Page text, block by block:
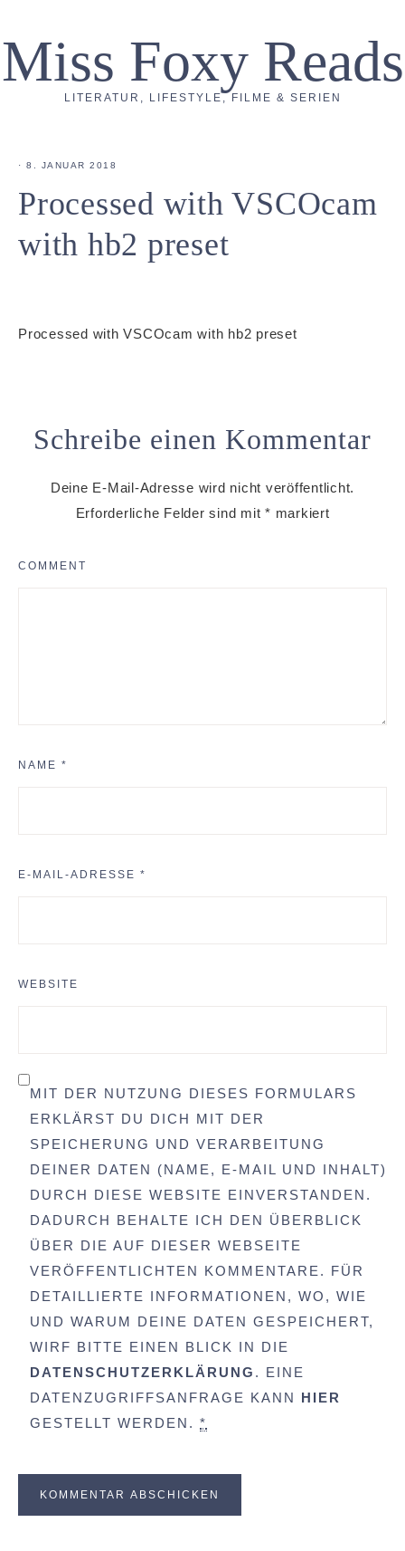
Miss Foxy Reads
LITERATUR, LIFESTYLE, FILME & SERIEN
· 8. JANUAR 2018
Processed with VSCOcam
with hb2 preset
Processed with VSCOcam with hb2 preset
Schreibe einen Kommentar
Deine E-Mail-Adresse wird nicht veröffentlicht.
Erforderliche Felder sind mit * markiert
COMMENT
NAME *
E-MAIL-ADRESSE *
WEBSITE
MIT DER NUTZUNG DIESES FORMULARS
ERKLÄRST DU DICH MIT DER
SPEICHERUNG UND VERARBEITUNG
DEINER DATEN (NAME, E-MAIL UND INHALT)
DURCH DIESE WEBSITE EINVERSTANDEN.
DADURCH BEHALTE ICH DEN ÜBERBLICK
ÜBER DIE AUF DIESER WEBSEITE
VERÖFFENTLICHTEN KOMMENTARE. FÜR
DETAILLIERTE INFORMATIONEN, WO, WIE
UND WARUM DEINE DATEN GESPEICHERT,
WIRF BITTE EINEN BLICK IN DIE
DATENSCHUTZERKLÄRUNG . EINE
DATENZUGRIFFSANFRAGE KANN HIER
GESTELLT WERDEN. *